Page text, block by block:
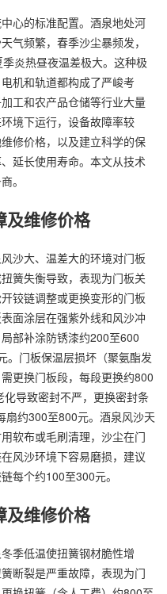
心的标准配置。酒泉地处河
气频繁，春季沙尘暴频发，
炎热昼夜温差极大。这种极
机和轨道都构成了严峻考
工和农产品仓储等行业大量
境下运行，设备故障率较
修价格，以及建立科学的保
延长使用寿命。本文从技术
。
及维修价格
沙大、温差大的环境对门板
簧失衡导致，表现为门板关
铰链调整或更换变形的门板
面涂层在强紫外线和风沙冲
部补涂防锈漆约200至600
。门板保温层损坏（聚氨酯发
更换门板段，每段更换约800
导致密封不严，更换密封条
扇约300至800元。酒泉风沙天
软布或毛刷清理，沙尘在门
风沙环境下容易磨损，建议
每个约100至300元。
及维修价格
季低温使扭簧钢材脆性增
断裂是严重故障，表现为门